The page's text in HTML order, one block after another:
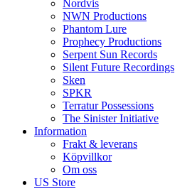
Nordvis
NWN Productions
Phantom Lure
Prophecy Productions
Serpent Sun Records
Silent Future Recordings
Sken
SPKR
Terratur Possessions
The Sinister Initiative
Information
Frakt & leverans
Köpvillkor
Om oss
US Store